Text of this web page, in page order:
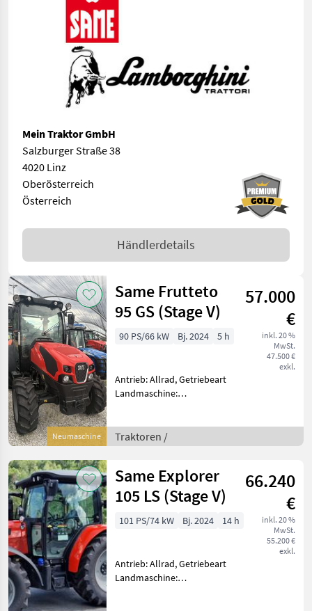
Mein Traktor GmbH
Salzburger Straße 38
4020 Linz
Oberösterreich
Österreich
Händlerdetails
Neumaschine
Same Frutteto
95 GS (Stage V)
57.000
€
inkl. 20 %
MwSt.
47.500 €
exkl.
90 PS/66 kW Bj. 2024 5 h
Antrieb: Allrad, Getriebeart
Landmaschine:
Zapfwellendrehzahl:
540/540E,
km/h: 40 km/h, Aufladung:
Turbola
Traktoren /
Same Explorer
105 LS (Stage V)
66.240
€
inkl. 20 %
MwSt.
55.200 €
exkl.
101 PS/74 kW Bj. 2024 14 h
Antrieb: Allrad, Getriebeart
Landmaschine: